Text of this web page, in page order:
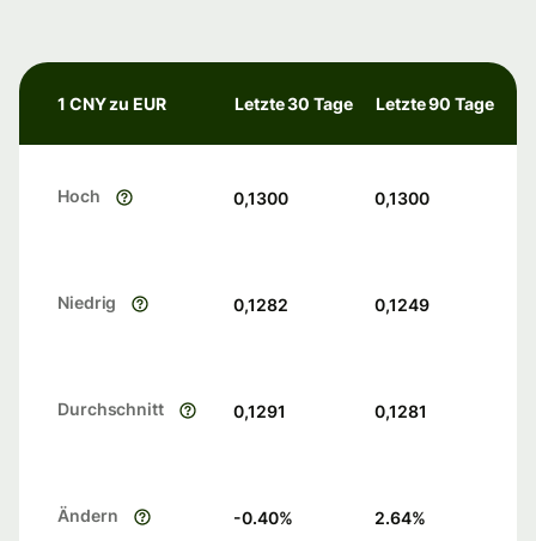
1 CNY zu EUR Letzte 30 Tage Letzte 90 Tage
Hoch 0,1300 0,1300
Niedrig 0,1282 0,1249
Durchschnitt 0,1291 0,1281
Ändern -0.40% 2.64%